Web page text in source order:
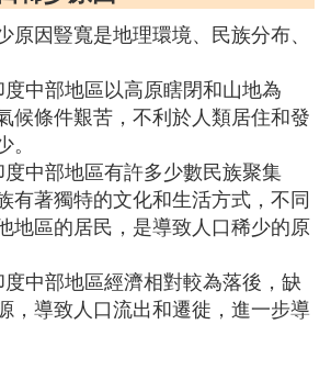
原因豎寬是地理環境、民族分布、
中部地區以高原瞎閉和山地為
候條件艱苦，不利於人類居住和發
中部地區有許多少數民族聚集
有著獨特的文化和生活方式，不同
地區的居民，是導致人口稀少的原
中部地區經濟相對較為落後，缺
，導致人口流出和遷徙，進一步導